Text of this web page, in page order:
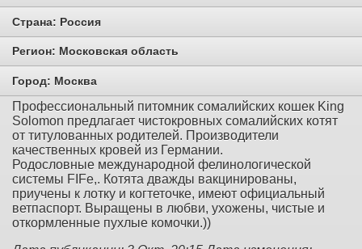
Страна: Россия
Регион: Московская область
Город: Москва
Профессиональный питомник сомалийских кошек King
Solomon предлагает чистокровных сомалийских котят
от титулованных родителей. Производители
качественных кровей из Германии.
Родословные международной фелинологической
системы FIFe,. Котята дважды вакцинированы,
приучены к лотку и когтеточке, имеют официальный
ветпаспорт. Выращены в любви, ухожены, чистые и
откормленные пухлые комочки.))